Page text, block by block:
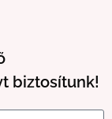
biztosítunk!